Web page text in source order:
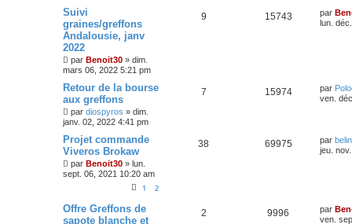
Suivi
graines/greffons
Andalousie, janv
2022
par Benoit30 » dim.
mars 06, 2022 5:21 pm
9 15743 par
lun.
Retour de la bourse
aux greffons
par diospyros » dim.
janv. 02, 2022 4:41 pm
7 15974 par
ven.
Projet commande
Viveros Brokaw
par Benoit30 » lun.
sept. 06, 2021 10:20 am
1 2
38 69975 par
jeu.
Offre Greffons de
sapote blanche et
2 9996 par
ven.